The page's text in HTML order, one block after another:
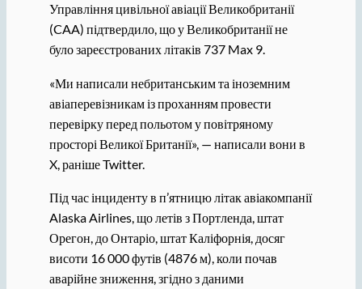
Управління цивільної авіації Великобританії
(CAA) підтвердило, що у Великобританії не
було зареєстрованих літаків 737 Max 9.
«Ми написали небританським та іноземним
авіаперевізникам із проханням провести
перевірку перед польотом у повітряному
просторі Великої Британії», — написали вони в
X, раніше Twitter.
Під час інциденту в п’ятницю літак авіакомпанії
Alaska Airlines, що летів з Портленда, штат
Орегон, до Онтаріо, штат Каліфорнія, досяг
висоти 16 000 футів (4876 м), коли почав
аварійне зниження, згідно з даними